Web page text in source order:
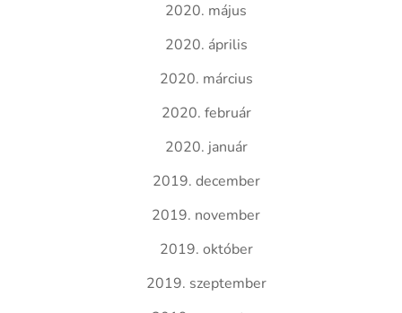
2020. május
2020. április
2020. március
2020. február
2020. január
2019. december
2019. november
2019. október
2019. szeptember